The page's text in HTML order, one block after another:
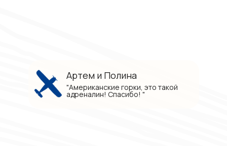
"Американские горки, это такой
адреналин! Спасибо! "
Артем и Полина